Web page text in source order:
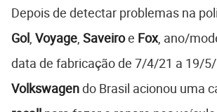
Depois de detectar problemas na
Gol, Voyage, Saveiroe Fox, ano/
data de fabricação de 7/4/21 a 19/
Volkswagendo Brasil acionou uma